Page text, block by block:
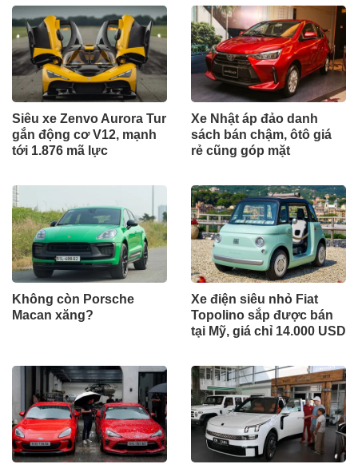
Siêu xe Zenvo Aurora Tur
gắn động cơ V12, mạnh
tới 1.876 mã lực
Xe Nhật áp đảo danh
sách bán chậm, ôtô giá
rẻ cũng góp mặt
Không còn Porsche
Macan xăng?
Xe điện siêu nhỏ Fiat
Topolino sắp được bán
tại Mỹ, giá chỉ 14.000 USD